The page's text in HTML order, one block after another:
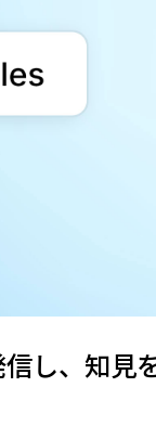
し、知見